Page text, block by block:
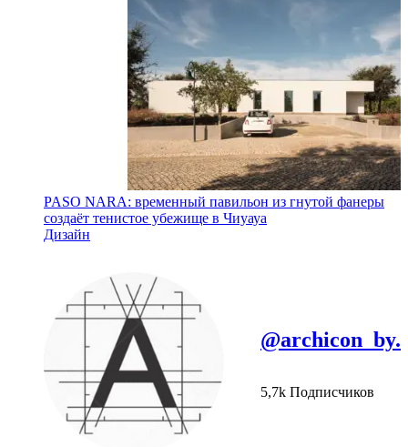
PASO NARA: временный павильон из гнутой фанеры
создаёт тенистое убежище в Чиуауа
Дизайн
@archicon_by.
5,7k Подписчиков